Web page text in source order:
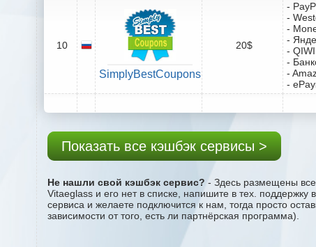
10
SimplyBestCoupons
20$
-
-
-
-
-
-
-
-
Показать все кэшбэк сервисы >
Не нашли свой кэшбэк сервис? - Здесь размещены
Vitaeglass и его нет в списке, напишите в тех.
сервиса и желаете подключится к нам, тогда просто
зависимости от того, есть ли партнёрская программа).